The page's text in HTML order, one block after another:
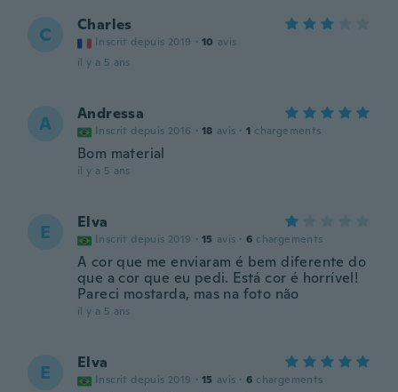
C Charles
Inscrit depuis 2019 · 10 avis
il y a 5 ans
A Andressa
Inscrit depuis 2016 · 18 avis · 1 chargements
Bom material
il y a 5 ans
E Elva
Inscrit depuis 2019 · 15 avis · 6 chargements
A cor que me enviaram é bem diferente do
que a cor que eu pedi. Está cor é horrível!
Pareci mostarda, mas na foto não
il y a 5 ans
E Elva
Inscrit depuis 2019 · 15 avis · 6 chargements